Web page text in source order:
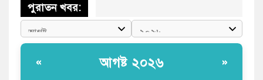
পুরাতন খবর:
« আগষ্ট ২০২৬ »